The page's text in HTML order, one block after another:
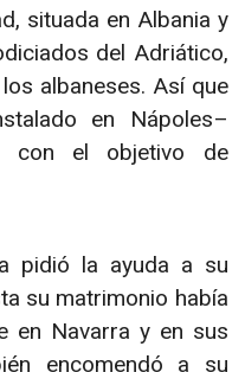
situada en Albania y
del Adriático,
albaneses. Así que
en Nápoles–
con el objetivo de
pidió la ayuda a su
su matrimonio había
en Navarra y en sus
encomendó a su